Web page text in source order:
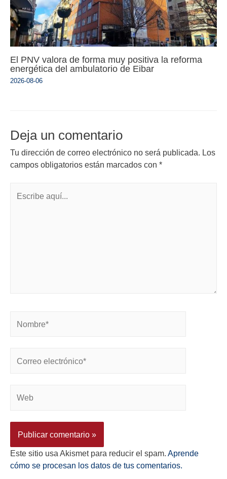
El PNV valora de forma muy positiva la reforma
energética del ambulatorio de Eibar
2026-08-06
Deja un comentario
Tu dirección de correo electrónico no será publicada. Los
campos obligatorios están marcados con *
Este sitio usa Akismet para reducir el spam. Aprende
cómo se procesan los datos de tus comentarios.